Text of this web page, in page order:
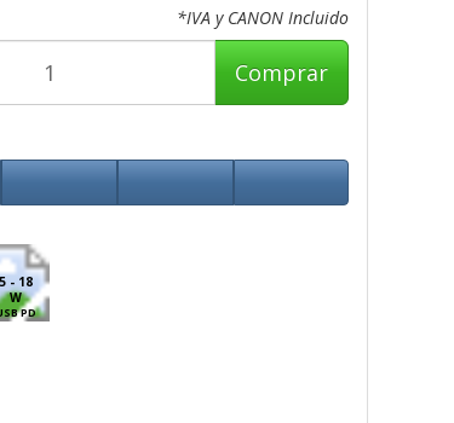
*IVA y CANON Incluido
Comprar
5 - 18
W
PD